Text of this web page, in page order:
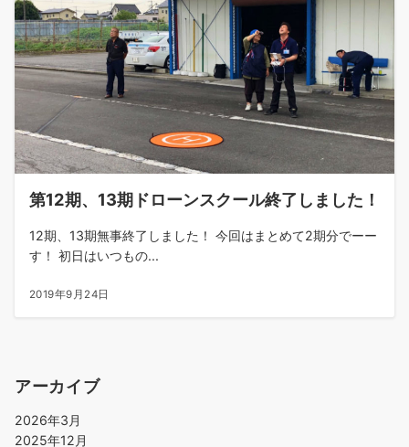
第12期、13期ドローンスクール終了しました！
12期、13期無事終了しました！ 今回はまとめて2期分でーー
す！ 初日はいつもの...
2019年9月24日
アーカイブ
2026年3月
2025年12月